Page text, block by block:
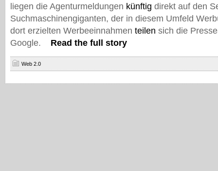
liegen die Agenturmeldungen künftig direkt auf den
Suchmaschinengiganten, der in diesem Umfeld
dort erzielten Werbeeinnahmen teilen sich die
Google.
Read the full story
Web 2.0